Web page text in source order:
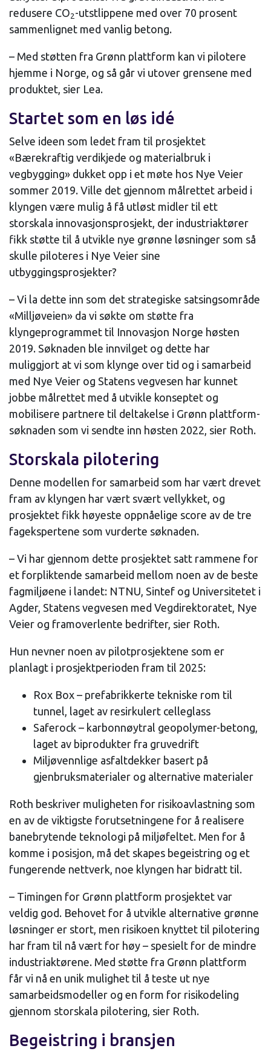
redusere CO2-utstlippene med over 70 prosent
sammenlignet med vanlig betong.
– Med støtten fra Grønn plattform kan vi pilotere
hjemme i Norge, og så går vi utover grensene med
produktet, sier Lea.
Startet som en løs idé
Selve ideen som ledet fram til prosjektet
«Bærekraftig verdikjede og materialbruk i
vegbygging» dukket opp i et møte hos Nye Veier
sommer 2019. Ville det gjennom målrettet arbeid i
klyngen være mulig å få utløst midler til ett
storskala innovasjonsprosjekt, der industriaktører
fikk støtte til å utvikle nye grønne løsninger som så
skulle piloteres i Nye Veier sine
utbyggingsprosjekter?
– Vi la dette inn som det strategiske satsingsområde
«Milljøveien» da vi søkte om støtte fra
klyngeprogrammet til Innovasjon Norge høsten
2019. Søknaden ble innvilget og dette har
muliggjort at vi som klynge over tid og i samarbeid
med Nye Veier og Statens vegvesen har kunnet
jobbe målrettet med å utvikle konseptet og
mobilisere partnere til deltakelse i Grønn plattform-
søknaden som vi sendte inn høsten 2022, sier Roth.
Storskala pilotering
Denne modellen for samarbeid som har vært drevet
fram av klyngen har vært svært vellykket, og
prosjektet fikk høyeste oppnåelige score av de tre
fagekspertene som vurderte søknaden.
– Vi har gjennom dette prosjektet satt rammene for
et forpliktende samarbeid mellom noen av de beste
fagmiljøene i landet: NTNU, Sintef og Universitetet i
Agder, Statens vegvesen med Vegdirektoratet, Nye
Veier og framoverlente bedrifter, sier Roth.
Hun nevner noen av pilotprosjektene som er
planlagt i prosjektperioden fram til 2025:
Rox Box – prefabrikkerte tekniske rom til
tunnel, laget av resirkulert celleglass
Saferock – karbonnøytral geopolymer-betong,
laget av biprodukter fra gruvedrift
Miljøvennlige asfaltdekker basert på
gjenbruksmaterialer og alternative materialer
Roth beskriver muligheten for risikoavlastning som
en av de viktigste forutsetningene for å realisere
banebrytende teknologi på miljøfeltet. Men for å
komme i posisjon, må det skapes begeistring og et
fungerende nettverk, noe klyngen har bidratt til.
– Timingen for Grønn plattform prosjektet var
veldig god. Behovet for å utvikle alternative grønne
løsninger er stort, men risikoen knyttet til pilotering
har fram til nå vært for høy – spesielt for de mindre
industriaktørene. Med støtte fra Grønn plattform
får vi nå en unik mulighet til å teste ut nye
samarbeidsmodeller og en form for risikodeling
gjennom storskala pilotering, sier Roth.
Begeistring i bransjen